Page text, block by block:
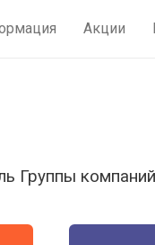
Акции
Группы компаний